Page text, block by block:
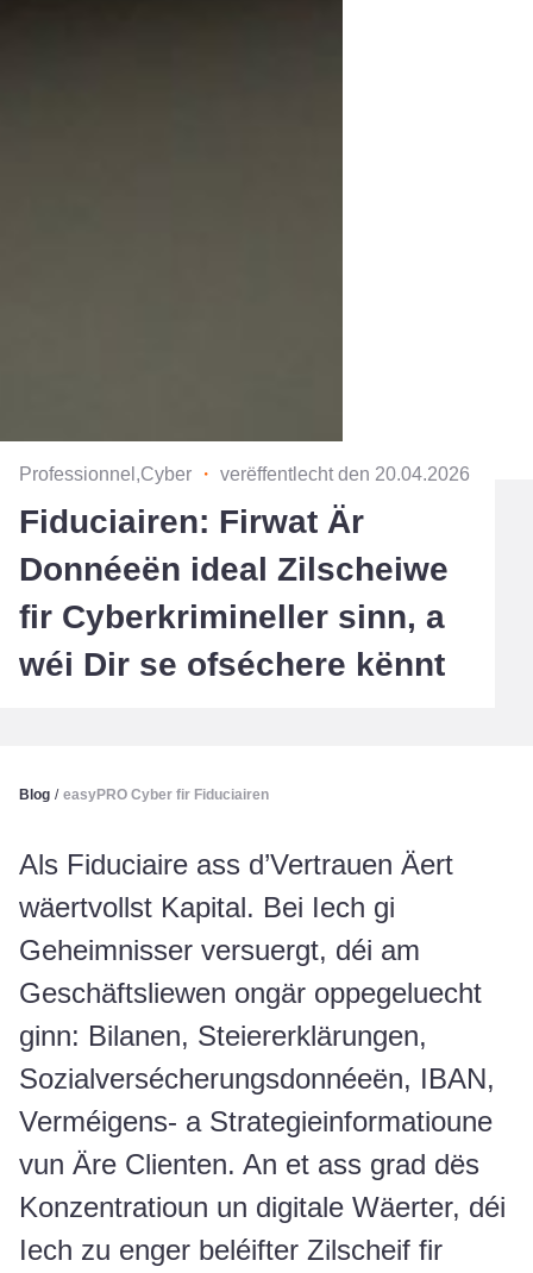
Professionnel,Cyber ・ verëffentlecht den 20.04.2026
Fiduciairen: Firwat Är
Donnéeën ideal Zilscheiwe
fir Cyberkrimineller sinn, a
wéi Dir se ofséchere kënnt
Blog / easyPRO Cyber fir Fiduciairen
Als Fiduciaire ass d’Vertrauen Äert
wäertvollst Kapital. Bei Iech gi
Geheimnisser versuergt, déi am
Geschäftsliewen ongär oppegeluecht
ginn: Bilanen, Steiererklärungen,
Sozialversécherungsdonnéeën, IBAN,
Verméigens- a Strategieinformatioune
vun Äre Clienten. An et ass grad dës
Konzentratioun un digitale Wäerter, déi
Iech zu enger beléifter Zilscheif fir